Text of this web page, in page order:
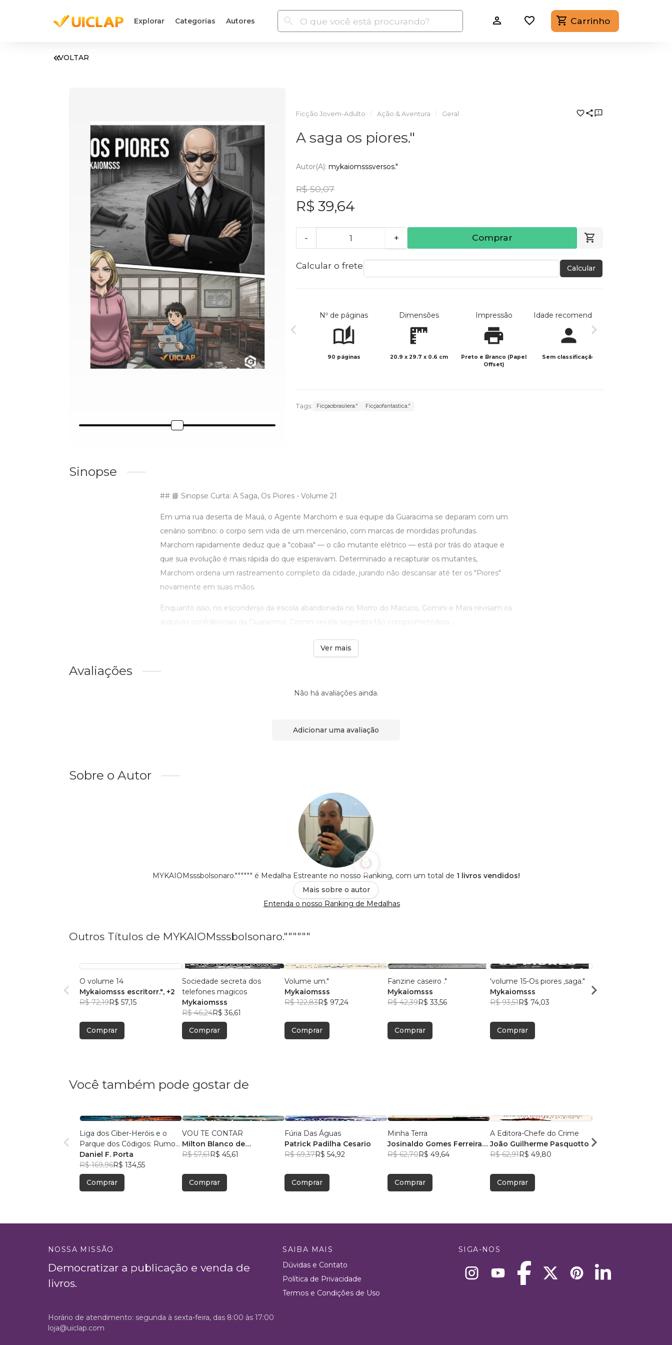
Explorar Categorias Autores Carrinho
VOLTAR
Ficção Jovem-Adulto Ação & Aventura Geral
A saga os piores."
Autor(a): mykaiomsssversos."
R$ 50,07
R$ 39,64
- + Comprar
Calcular o frete Calcular
Nº de páginas
90 páginas
Dimensões
20.9 x 29.7 x 0.6 cm
Impressão
Preto e Branco (Papel
Offset)
Idade recomendada
Sem classificação
Tags: Ficçaobrasilera." Ficçaofantastica."
Sinopse
## 📘 Sinopse Curta: A Saga, Os Piores - Volume 21
Em uma rua deserta de Mauá, o Agente Marchom e sua equipe da Guaracima se deparam com um
cenário sombrio: o corpo sem vida de um mercenário, com marcas de mordidas profundas.
Marchom rapidamente deduz que a "cobaia" — o cão mutante elétrico — está por trás do ataque e
que sua evolução é mais rápida do que esperavam. Determinado a recapturar os mutantes,
Marchom ordena um rastreamento completo da cidade, jurando não descansar até ter os "Piores"
novamente em suas mãos.
Enquanto isso, no esconderijo da escola abandonada no Morro do Macuco, Gomini e Mara revisam os
arquivos confidenciais da Guaracima. Gomini revela segredos tão comprometedora ...
Ver mais
Avaliações
Não há avaliações ainda.
Adicionar uma avaliação
Sobre o Autor
MYKAIOMsssbolsonaro."""""" é Medalha Estreante no nosso Ranking, com um total de 1 livros vendidos!
Mais sobre o autor
Entenda o nosso Ranking de Medalhas
Outros Títulos de MYKAIOMsssbolsonaro.""""""
O volume 14
Mykaiomsss escritorr.", +2
R$ 72,19R$ 57,15
Comprar
Sociedade secreta dos
telefones magicos
Mykaiomsss
R$ 46,24R$ 36,61
Comprar
Volume um."
Mykaiomsss
R$ 122,83R$ 97,24
Comprar
Fanzine caseiro ."
Mykaiomsss
R$ 42,39R$ 33,56
Comprar
'volume 15-Os piores ,saga."
Mykaiomsss
R$ 93,51R$ 74,03
Comprar
Mykaiomsss amador
Você também pode gostar de
Liga dos Ciber-Heróis e o
Parque dos Códigos: Rumo
ao Desconhecido
Daniel F. Porta
R$ 169,96R$ 134,55
Comprar
VOU TE CONTAR
Milton Blanco de
Abrunhosa Trindade Filho
R$ 57,61R$ 45,61
Comprar
Fúria Das Águas
Patrick Padilha Cesario
R$ 69,37R$ 54,92
Comprar
Minha Terra
Josinaldo Gomes Ferreira
Júnior
R$ 62,70R$ 49,64
Comprar
A Editora-Chefe do Crime
João Guilherme Pasquotto
R$ 62,91R$ 49,80
Comprar
HUMANOS
NOSSA MISSÃO
Democratizar a publicação e venda de
livros.
SAIBA MAIS
Dúvidas e Contato
Política de Privacidade
Termos e Condições de Uso
SIGA-NOS
Horário de atendimento: segunda à sexta-feira, das 8:00 às 17:00
loja@uiclap.com